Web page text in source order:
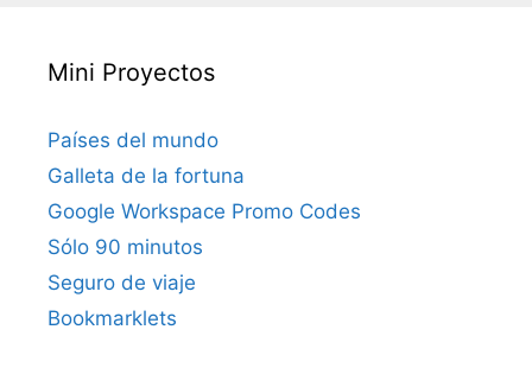
Mini Proyectos
Países del mundo
Galleta de la fortuna
Google Workspace Promo Codes
Sólo 90 minutos
Seguro de viaje
Bookmarklets